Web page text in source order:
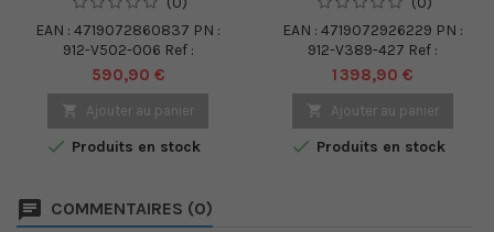
6600 XT - 8 GO
EAN : 4719072860837 PN :
912-V502-006 Ref :
3304806394 Poids brut :
1.70 kg
Prix
590,90 €
 Ajouter au panier
 Produits en stock
EAN : 4719072926229 PN :
912-V389-427 Ref :
3304807611 Poids brut :
2.00 kg Descriptif SORTIE
VIDÉO / PROCESSEUR
GRAPHIQUE : NVIDIA GeForce
RTX 3080 MÉMOIRE VIDÉO /
Prix
1 398,90 €
 Ajouter au panier
 Produits en stock
COMMENTAIRES (0)